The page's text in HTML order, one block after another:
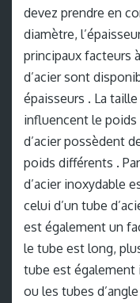
devez prendre en
diamètre,
principaux facteurs
d’acier sont
épaisseurs . La
influencent le
d’acier possèdent
poids différents .
d’acier inoxydable
celui d’un tube
est également un
le tube est long,
tube est également
ou les tubes